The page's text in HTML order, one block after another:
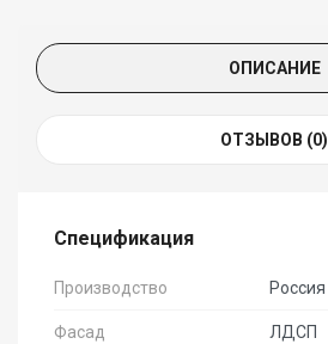
ОПИСАНИЕ
ОТЗЫВОВ (0)
Спецификация
Производство Россия
Фасад ЛДСП